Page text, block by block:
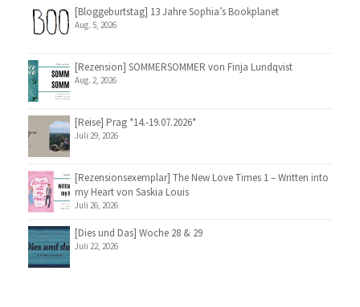
[Bloggeburtstag] 13 Jahre Sophia’s Bookplanet
Aug. 5, 2026
[Rezension] SOMMERSOMMER von Finja Lundqvist
Aug. 2, 2026
[Reise] Prag *14.-19.07.2026*
Juli 29, 2026
[Rezensionsexemplar] The New Love Times 1 – Written into
my Heart von Saskia Louis
Juli 26, 2026
[Dies und Das] Woche 28 & 29
Juli 22, 2026